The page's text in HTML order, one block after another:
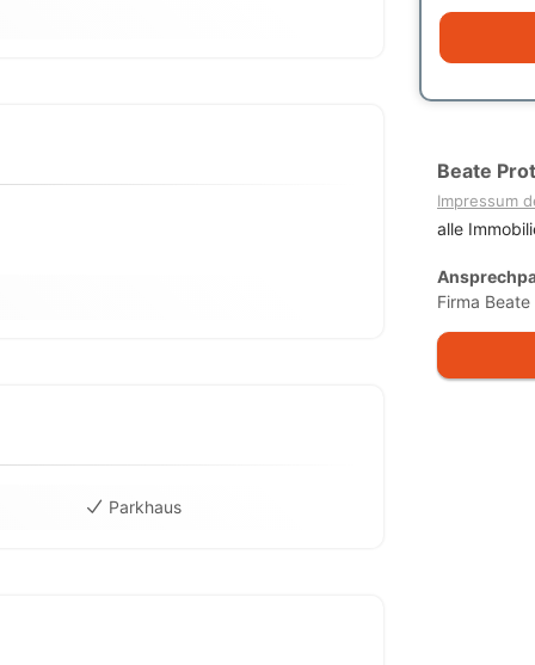
Beate
Impressum
alle
Firma
Parkhaus